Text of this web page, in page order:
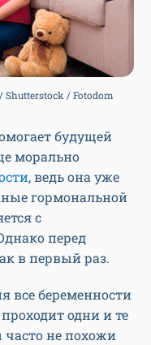
/ Fotodom
будущей
морально
, ведь она уже
гормональной
с
перед
в первый раз.
все беременности
одни и те
не похожи